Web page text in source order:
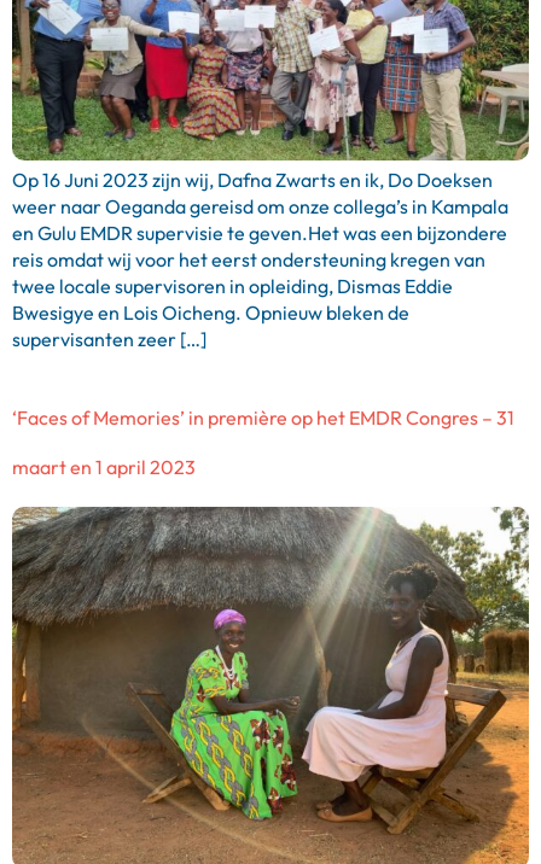
Op 16 Juni 2023 zijn wij, Dafna Zwarts en ik, Do Doeksen
weer naar Oeganda gereisd om onze collega’s in Kampala
en Gulu EMDR supervisie te geven.Het was een bijzondere
reis omdat wij voor het eerst ondersteuning kregen van
twee locale supervisoren in opleiding, Dismas Eddie
Bwesigye en Lois Oicheng. Opnieuw bleken de
supervisanten zeer […]
‘Faces of Memories’ in première op het EMDR Congres – 31
maart en 1 april 2023